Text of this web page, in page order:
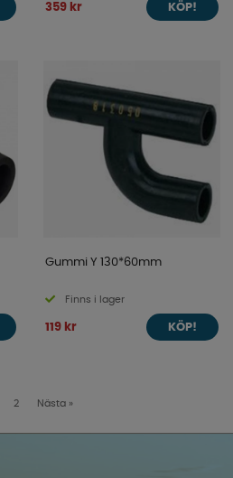
359 kr KÖP!
Gummi Y 130*60mm
Finns i lager
119 kr KÖP!
2 Nästa »